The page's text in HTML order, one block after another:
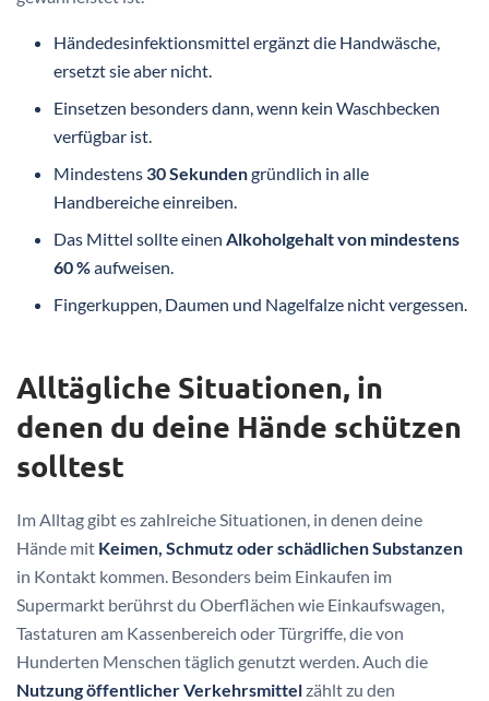
Händedesinfektionsmittel ergänzt die Handwäsche,
ersetzt sie aber nicht.
Einsetzen besonders dann, wenn kein Waschbecken
verfügbar ist.
Mindestens 30 Sekundengründlich in alle
Handbereiche einreiben.
Das Mittel sollte einenAlkoholgehalt von mindestens
60 %aufweisen.
Fingerkuppen, Daumen und Nagelfalze nicht vergessen.
Alltägliche Situationen, in
denen du deine Hände schützen
solltest
Im Alltag gibt es zahlreiche Situationen, in denen deine
Hände mit Keimen, Schmutz oder schädlichen Substanzen
in Kontakt kommen. Besonders beim Einkaufen im
Supermarkt berührst du Oberflächen wie Einkaufswagen,
Tastaturen am Kassenbereich oder Türgriffe, die von
Hunderten Menschen täglich genutzt werden. Auch die
Nutzung öffentlicher Verkehrsmittelzählt zu den